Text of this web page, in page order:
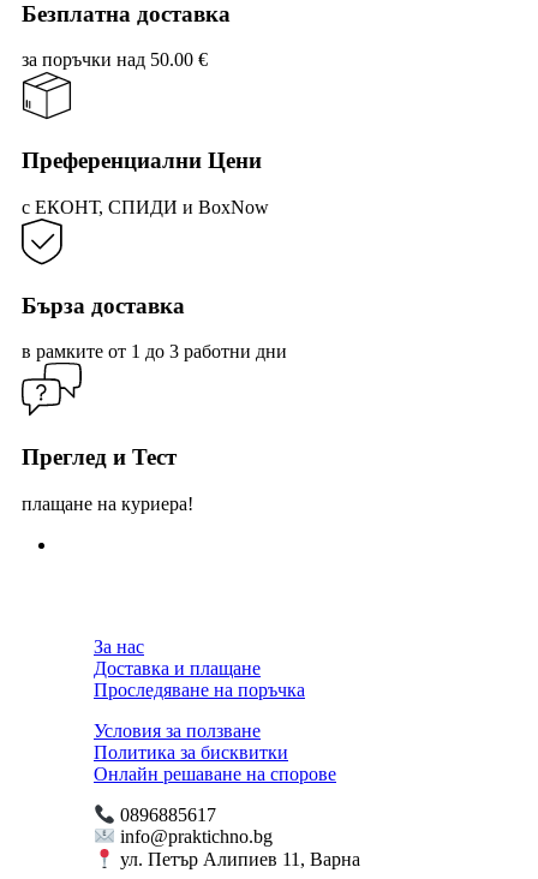
Безплатна доставка
за поръчки над 50.00 €
Преференциални Цени
с ЕКОНТ, СПИДИ и BoxNow
Бърза доставка
в рамките от 1 до 3 работни дни
Преглед и Тест
плащане на куриера!
За нас
Доставка и плащане
Проследяване на поръчка
Условия за ползване
Политика за бисквитки
Онлайн решаване на спорове
0896885617
info@praktichno.bg
ул. Петър Алипиев 11, Варна